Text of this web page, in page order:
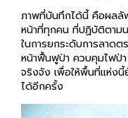
ภาพที่บันทึกได้นี้ คือผลลั
หน้าที่ทุกคน ที่ปฏิบัติตาม
ในการยกระดับการลาดต
หน้าฟื้นฟูป่า ควบคุมไฟป่
จริงจัง เพื่อให้พื้นที่แห่ง
ได้อีกครั้ง